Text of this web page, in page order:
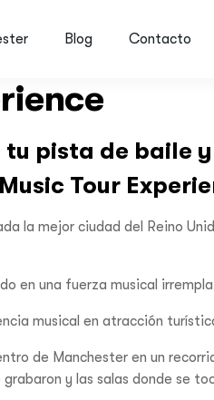
Blog Contacto
pista de baile
Tour
la mejor ciudad del Reino
en una fuerza musical
musical en atracción
de Manchester en un
y las salas donde se